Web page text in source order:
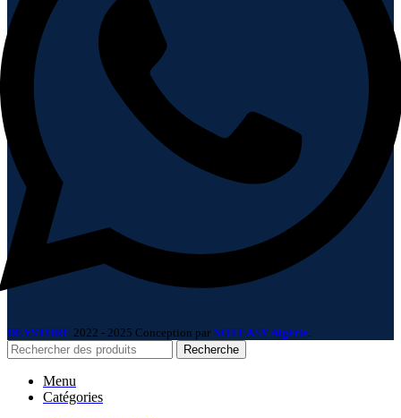
DEYSTORE 2022 - 2025 Conception par NOTEASY Algérie
Recherche
Menu
Catégories